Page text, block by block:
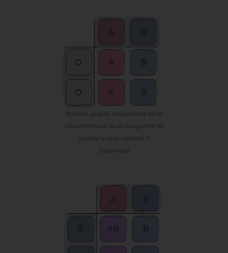
Posibles grupos sanguíneos de la
descendencia de un progenitor AB
(arriba) y un progenitor O
(izquierda)